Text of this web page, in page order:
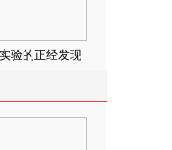
验的正经发现